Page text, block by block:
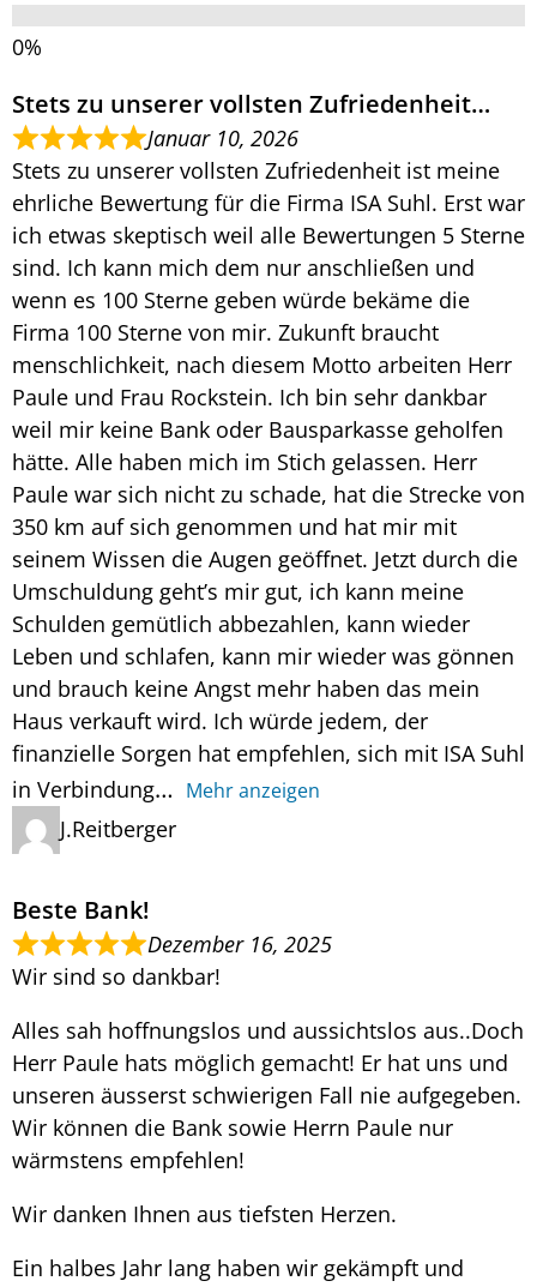
Stets zu unserer vollsten Zufriedenheit…
Januar 10, 2026
Stets zu unserer vollsten Zufriedenheit ist meine
ehrliche Bewertung für die Firma ISA Suhl. Erst war
ich etwas skeptisch weil alle Bewertungen 5 Sterne
sind. Ich kann mich dem nur anschließen und
wenn es 100 Sterne geben würde bekäme die
Firma 100 Sterne von mir. Zukunft braucht
menschlichkeit, nach diesem Motto arbeiten Herr
Paule und Frau Rockstein. Ich bin sehr dankbar
weil mir keine Bank oder Bausparkasse geholfen
hätte. Alle haben mich im Stich gelassen. Herr
Paule war sich nicht zu schade, hat die Strecke von
350 km auf sich genommen und hat mir mit
seinem Wissen die Augen geöffnet. Jetzt durch die
Umschuldung geht’s mir gut, ich kann meine
Schulden gemütlich abbezahlen, kann wieder
Leben und schlafen, kann mir wieder was gönnen
und brauch keine Angst mehr haben das mein
Haus verkauft wird. Ich würde jedem, der
finanzielle Sorgen hat empfehlen, sich mit ISA Suhl
in Verbindung
Mehr anzeigen
J.Reitberger
Beste Bank!
Dezember 16, 2025
Wir sind so dankbar!
Alles sah hoffnungslos und aussichtslos aus..Doch
Herr Paule hats möglich gemacht! Er hat uns und
unseren äusserst schwierigen Fall nie aufgegeben.
Wir können die Bank sowie Herrn Paule nur
wärmstens empfehlen!
Wir danken Ihnen aus tiefsten Herzen.
Ein halbes Jahr lang haben wir gekämpft und